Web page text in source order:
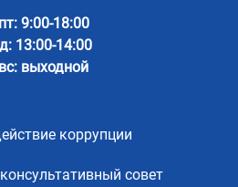
9:00-18:00
13:00-14:00
выходной
коррупции
совет